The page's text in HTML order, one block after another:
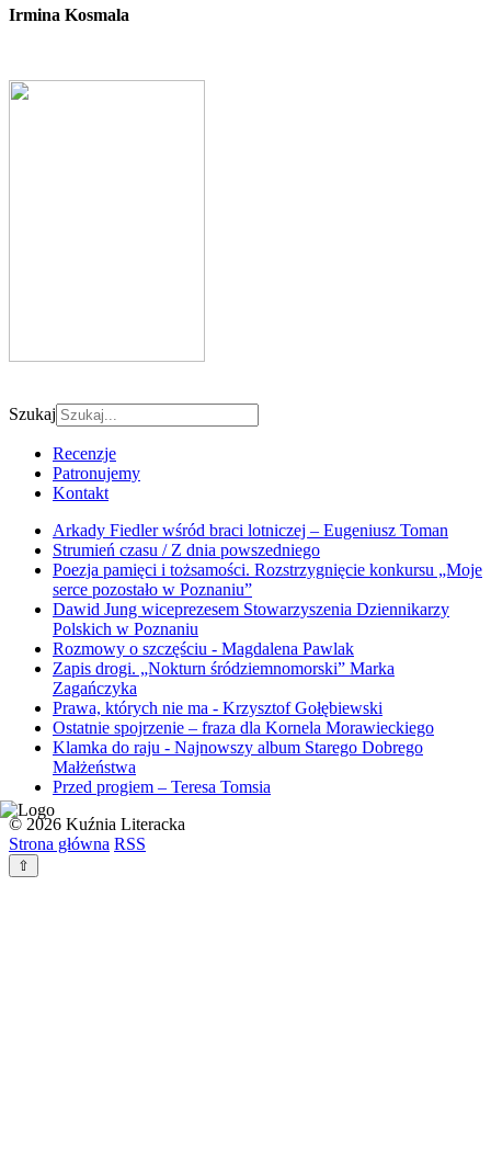
Irmina Kosmala
Szukaj
Recenzje
Patronujemy
Kontakt
Arkady Fiedler wśród braci lotniczej – Eugeniusz Toman
Strumień czasu / Z dnia powszedniego
Poezja pamięci i tożsamości. Rozstrzygnięcie konkursu „Moje
serce pozostało w Poznaniu”
Dawid Jung wiceprezesem Stowarzyszenia Dziennikarzy
Polskich w Poznaniu
Rozmowy o szczęściu - Magdalena Pawlak
Zapis drogi. „Nokturn śródziemnomorski” Marka
Zagańczyka
Prawa, których nie ma - Krzysztof Gołębiewski
Ostatnie spojrzenie – fraza dla Kornela Morawieckiego
Klamka do raju - Najnowszy album Starego Dobrego
Małżeństwa
Przed progiem – Teresa Tomsia
© 2026 Kuźnia Literacka
Strona główna RSS
⇧